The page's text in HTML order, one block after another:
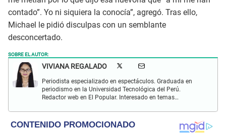
contado”. Yo ni siquiera la conocía”, agregó. Tras ello,
Michael le pidió disculpas con un semblante
desconcertado.
SOBRE EL AUTOR:
VIVIANA REGALADO
Periodista especializado en espectáculos. Graduada en
periodismo en la Universidad Tecnológica del Perú.
Redactor web en El Popular. Interesado en temas
y crónicas.